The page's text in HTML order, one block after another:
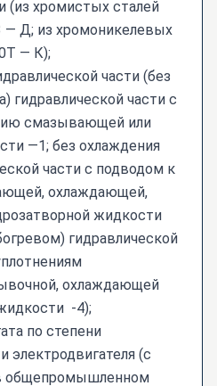
(из хромистых сталей
— Д; из хромоникелевых
— К);
части (без
гидравлической части с
смазывающей или
—1; без охлаждения
части с подводом к
охлаждающей,
жидкости
гидравлической
охлаждающей
-4);
по степени
(с
общепромышленном